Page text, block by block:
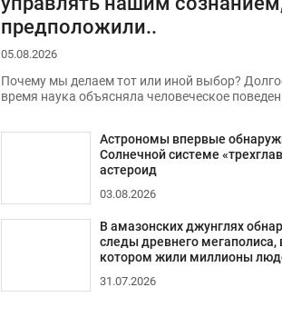
предположили..
05.08.2026
Почему мы делаем тот или иной выбор?
время наука объясняла человеческое
Астрономы впервые
Солнечной системе
астероид
03.08.2026
В амазонских джунглях
следы древнего мегаполиса,
котором жили миллионы
31.07.2026